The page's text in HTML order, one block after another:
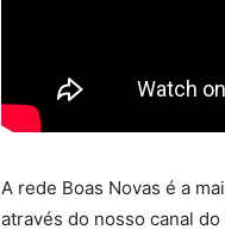
A rede Boas Novas é a
através do nosso canal do